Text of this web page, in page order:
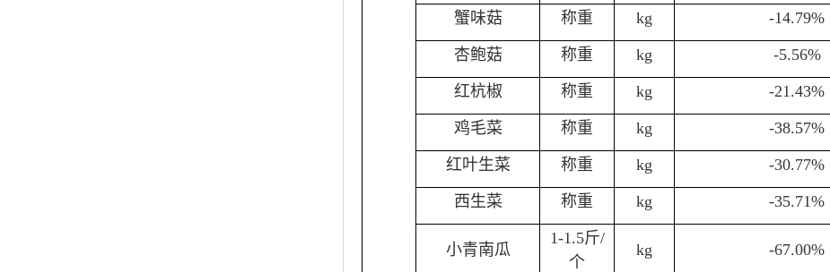
蟹味菇 称重 kg -14.79%
杏鲍菇 称重 kg -5.56%
红杭椒 称重 kg -21.43%
鸡毛菜 称重 kg -38.57%
红叶生菜 称重 kg -30.77%
西生菜 称重 kg -35.71%
小青南瓜
1-1.5斤/
个
kg -67.00%